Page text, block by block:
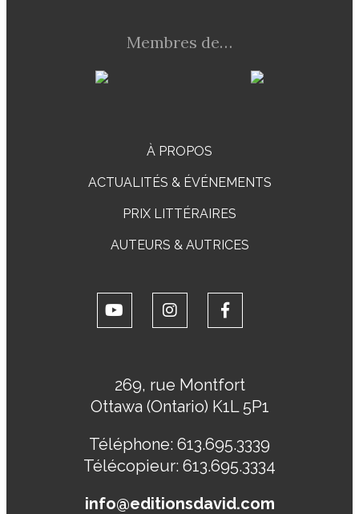
Membres de…
À PROPOS
ACTUALITÉS & ÉVÉNEMENTS
PRIX LITTÉRAIRES
AUTEURS & AUTRICES
269, rue Montfort
Ottawa (Ontario) K1L 5P1
Téléphone: 613.695.3339
Télécopieur: 613.695.3334
info@editionsdavid.com